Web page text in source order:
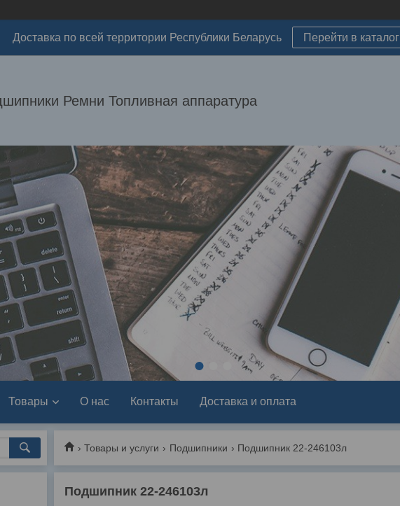
Доставка по всей территории Республики Беларусь Перейти в каталог
Ремни Топливная аппаратура
Товары О нас Контакты Доставка и оплата
Товары и услуги Подшипники Подшипник 22-246103л
Подшипник 22-246103л